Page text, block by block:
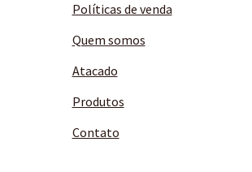
Políticas de venda
Quem somos
Atacado
Produtos
Contato